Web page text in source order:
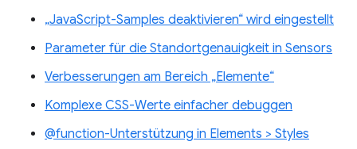
„JavaScript-Samples deaktivieren“ wird eingestellt
Parameter für die Standortgenauigkeit in Sensors
Verbesserungen am Bereich „Elemente“
Komplexe CSS-Werte einfacher debuggen
@function-Unterstützung in Elements > Styles